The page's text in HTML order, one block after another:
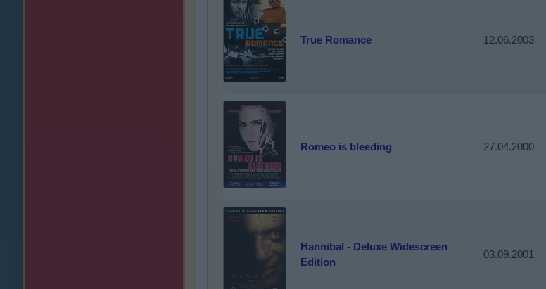
True Romance 12.06.2003
Romeo is bleeding 27.04.2000
Hannibal - Deluxe Widescreen
Edition
03.09.2001